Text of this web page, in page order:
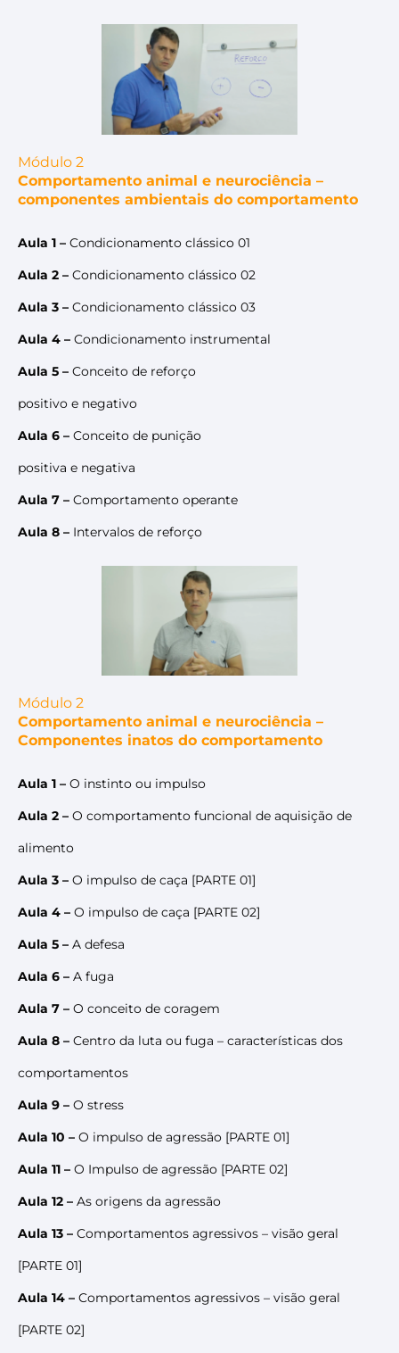
Módulo 2
Comportamento animal e neurociência –
componentes ambientais do comportamento
Aula 1 – Condicionamento clássico 01
Aula 2 – Condicionamento clássico 02
Aula 3 – Condicionamento clássico 03
Aula 4 – Condicionamento instrumental
Aula 5 – Conceito de reforço
positivo e negativo
Aula 6 – Conceito de punição
positiva e negativa
Aula 7 – Comportamento operante
Aula 8 – Intervalos de reforço
Módulo 2
Comportamento animal e neurociência –
Componentes inatos do comportamento
Aula 1 – O instinto ou impulso
Aula 2 – O comportamento funcional de aquisição de
alimento
Aula 3 – O impulso de caça [PARTE 01]
Aula 4 – O impulso de caça [PARTE 02]
Aula 5 – A defesa
Aula 6 – A fuga
Aula 7 – O conceito de coragem
Aula 8 – Centro da luta ou fuga – características dos
comportamentos
Aula 9 – O stress
Aula 10 – O impulso de agressão [PARTE 01]
Aula 11 – O Impulso de agressão [PARTE 02]
Aula 12 – As origens da agressão
Aula 13 – Comportamentos agressivos – visão geral
[PARTE 01]
Aula 14 – Comportamentos agressivos – visão geral
[PARTE 02]